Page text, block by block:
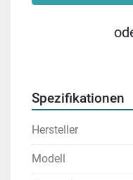
Spezifikationen
Hersteller
Modell